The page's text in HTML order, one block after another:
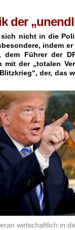
der
nicht in die
indem
dem Führer der
mit der „totalen
der, das
wirtschaftlich in